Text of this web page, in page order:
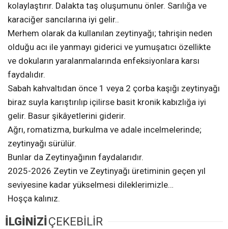
kolaylaştırır. Dalakta taş oluşumunu önler. Sarılığa ve
karaciğer sancılarına iyi gelir..
Merhem olarak da kullanılan zeytinyağı; tahrişin neden
olduğu acı ile yanmayı giderici ve yumuşatıcı özellikte
ve dokuların yaralanmalarında enfeksiyonlara karsı
faydalıdır.
Sabah kahvaltıdan önce 1 veya 2 çorba kaşığı zeytinyağı
biraz suyla karıştırılıp içilirse basit kronik kabızlığa iyi
gelir. Basur şikâyetlerini giderir.
Ağrı, romatizma, burkulma ve adale incelmelerinde;
zeytinyağı sürülür.
Bunlar da Zeytinyağının faydalarıdır.
2025-2026 Zeytin ve Zeytinyağı üretiminin geçen yıl
seviyesine kadar yükselmesi dileklerimizle…
Hoşça kalınız.
İLGİNİZİÇEKEBİLİR